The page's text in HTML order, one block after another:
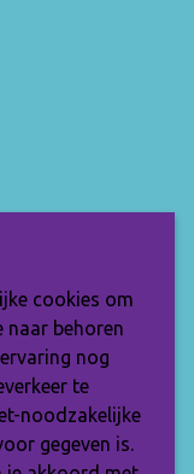
nieuwste
Vul je e-
My
cookies om
naar behoren
nog
te
noodzakelijke
gegeven is.